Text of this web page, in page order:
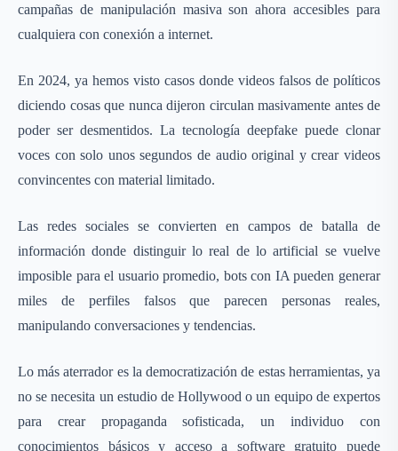
campañas de manipulación masiva son ahora accesibles para
cualquiera con conexión a internet.
En 2024, ya hemos visto casos donde videos falsos de políticos
diciendo cosas que nunca dijeron circulan masivamente antes de
poder ser desmentidos. La tecnología deepfake puede clonar
voces con solo unos segundos de audio original y crear videos
convincentes con material limitado.
Las redes sociales se convierten en campos de batalla de
información donde distinguir lo real de lo artificial se vuelve
imposible para el usuario promedio, bots con IA pueden generar
miles de perfiles falsos que parecen personas reales,
manipulando conversaciones y tendencias.
Lo más aterrador es la democratización de estas herramientas, ya
no se necesita un estudio de Hollywood o un equipo de expertos
para crear propaganda sofisticada, un individuo con
conocimientos básicos y acceso a software gratuito puede